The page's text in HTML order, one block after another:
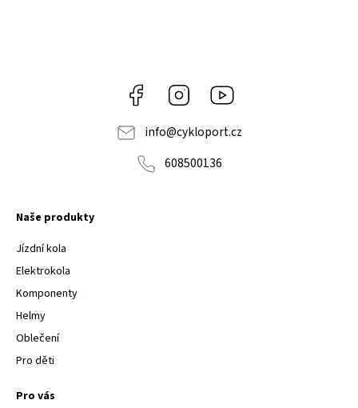
Facebook Instagram
info@cykloport.cz
608500136
Naše produkty
Jízdní kola
Elektrokola
Komponenty
Helmy
Oblečení
Pro děti
Pro vás